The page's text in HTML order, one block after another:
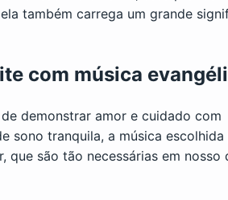
também carrega um grande
com música
demonstrar amor e cuidado com
sono tranquila, a música escolhida
que são tão necessárias em nosso